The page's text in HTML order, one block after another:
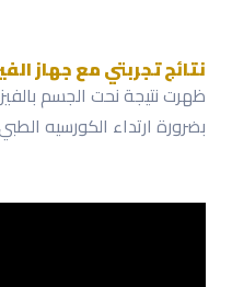
نتائج تجربتي مع جهاز
ظهرت نتيجة نحت الجسم
بضرورة ارتداء الكورسيه الطبي